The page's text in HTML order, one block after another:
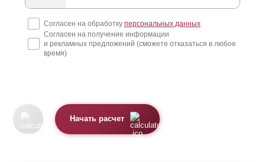
Согласен на обработку персональных данных
Согласен на получение информации
и рекламных предложений (сможете отказаться в любое
время)
Начать расчет